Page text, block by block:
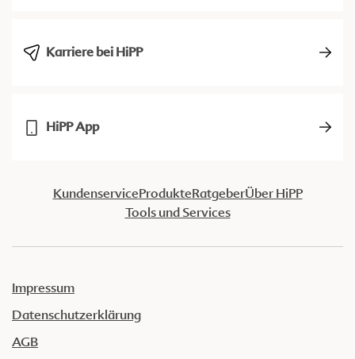
Karriere bei HiPP
HiPP App
KundenserviceProdukteRatgeberÜber HiPP
Tools und Services
Impressum
Datenschutzerklärung
AGB